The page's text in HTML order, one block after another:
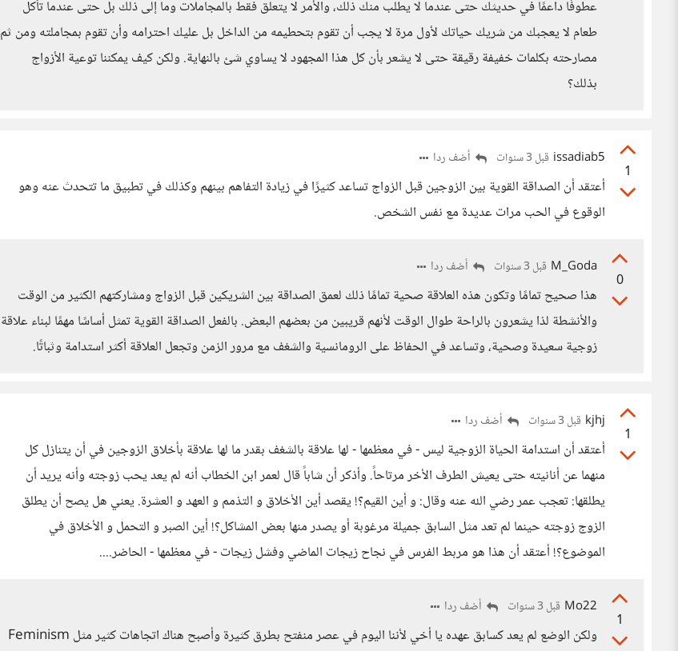
عطوفًا داعمًا في حديثك حتى عندما لا يطلب منك ذلك، والأمر لا يتعلق فقط بالمجاملات وما إلى ذلك بل حتى عندما تأكل
طعام لا يعجبك من شريك حياتك لأول مرة لا يجب أن تقوم بتحطيمه من الداخل بل عليك احترامه وأن تقوم بمجاملته ومن ثم
مصارحته بكلمات خفيفة رقيقة حتى لا يشعر بأن كل هذا المجهود لا يساوي شئ بالنهاية. ولكن كيف يمكننا توعية الأزواج
بذلك؟
1
issadiab5 قبل 3 سنوات أضف ردا
أعتقد أن الصداقة القوية بين الزوجين قبل الزواج تساعد كثيرًا في زيادة التفاهم بينهم وكذلك في تطبيق ما تتحدث عنه وهو
الوقوع في الحب مرات عديدة مع نفس الشخص.
0
M_Goda قبل 3 سنوات أضف ردا
هذا صحيح تمامًا وتكون هذه العلاقة صحية تمامًا ذلك لعمق الصداقة بين الشريكين قبل الزواج ومشاركتهم الكثير من الوقت
والأنشطة لذا يشعرون بالراحة طوال الوقت لأنهم قريبين من بعضهم البعض. بالفعل الصداقة القوية تمثل أساسًا مهمًا لبناء علاقة
زوجية سعيدة وصحية، وتساعد في الحفاظ على الرومانسية والشغف مع مرور الزمن وتجعل العلاقة أكثر استدامة وثباتًا.
1
kjhj قبل 3 سنوات أضف ردا
أعتقد أن استدامة الحياة الزوجية ليس - في معظمها - لها علاقة بالشغف بقدر ما لها علاقة بأخلاق الزوجين في أن يتنازل كل
منهما عن أنانيته حتى يعيش الطرف الأخر مرتاحاً. وأذكر أن شاباً قال لعمر ابن الخطاب أنه لم يعد يحب زوجته وأنه يريد أن
يطلقها: تعجب عمر رضي الله عنه وقال: و أين القيم؟! يقصد أين الأخلاق و التذمم و العهد و العشرة. يعني هل يصح أن يطلق
الزوج زوجته حينما لم تعد مثل السابق جميلة مرغوبة أو يصدر منها بعض المشاكل؟! أين الصبر و التحمل و الأخلاق في
الموضوع؟! أعتقد أن هذا هو مربط الفرس في نجاح زيجات الماضي وفشل زيجات - في معظمها - الحاضر....
1
Mo22 قبل 3 سنوات أضف ردا
ولكن الوضع لم يعد كسابق عهده يا أخي لأننا اليوم في عصر منفتح بطرق كثيرة وأصبح هناك اتجاهات كثير مثل Feminism